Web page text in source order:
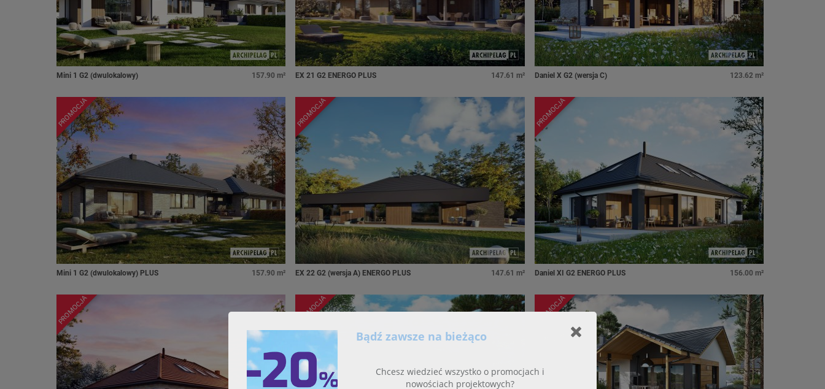
Mini 1 G2 (dwulokalowy) 157.90 m² EX 21 G2 ENERGO PLUS 147.61 m² Daniel X G2 (wersja C) 123.62 m²
PROMOCJA
Mini 1 G2 (dwulokalowy) PLUS 157.90 m²
PROMOCJA
EX 22 G2 (wersja A) ENERGO PLUS 147.61 m²
PROMOCJA
Daniel XI G2 ENERGO PLUS 156.00 m²
PROMOCJA PROMOCJA PROMOCJA